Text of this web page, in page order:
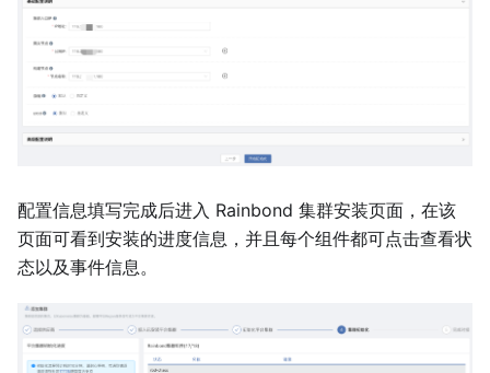
配置信息填写完成后进入 Rainbond 集群安装页面，在该
页面可看到安装的进度信息，并且每个组件都可点击查看状
态以及事件信息。